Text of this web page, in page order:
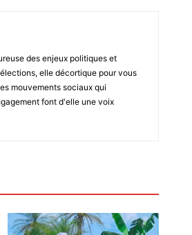
des enjeux politiques et
elle décortique pour vous
mouvements sociaux qui
font d'elle une voix